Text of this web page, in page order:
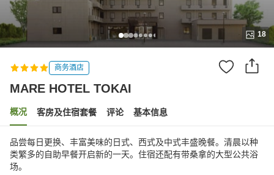
18
商务酒店
MARE HOTEL TOKAI
概况 客房及住宿套餐 评论 基本信息
品尝每日更换、丰富美味的日式、西式及中式丰盛晚餐。清晨以种
类繁多的自助早餐开启新的一天。住宿还配有带桑拿的大型公共浴
场。